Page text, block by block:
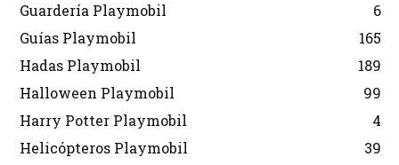
Guardería Playmobil
6
Guías Playmobil
165
Hadas Playmobil
189
Halloween Playmobil
99
Harry Potter Playmobil
4
Helicópteros Playmobil
39